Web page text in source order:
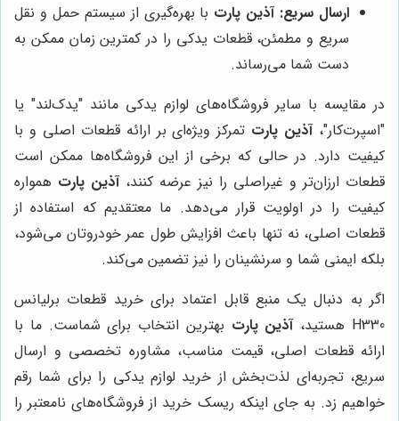
ارسال سریع: آذین پارت با بهره‌گیری از سیستم حمل و نقل
سریع و مطمئن، قطعات یدکی را در کمترین زمان ممکن به
دست شما می‌رساند.
در مقایسه با سایر فروشگاه‌های لوازم یدکی مانند "یدک‌لند" یا
"اسپرت‌کار"،آذین پارت تمرکز ویژه‌ای بر ارائه قطعات اصلی و با
کیفیت دارد. در حالی که برخی از این فروشگاه‌ها ممکن است
قطعات ارزان‌تر و غیراصلی را نیز عرضه کنند،آذین پارت همواره
کیفیت را در اولویت قرار می‌دهد. ما معتقدیم که استفاده از
قطعات اصلی، نه تنها باعث افزایش طول عمر خودروتان می‌شود،
بلکه ایمنی شما و سرنشینان را نیز تضمین می‌کند.
اگر به دنبال یک منبع قابل اعتماد برای خرید قطعات برلیانس
H330 هستید،
آذین پارت بهترین انتخاب برای شماست. ما با
ارائه قطعات اصلی، قیمت مناسب، مشاوره تخصصی و ارسال
سریع، تجربه‌ای لذت‌بخش از خرید لوازم یدکی را برای شما رقم
خواهیم زد. به جای اینکه ریسک خرید از فروشگاه‌های نامعتبر را